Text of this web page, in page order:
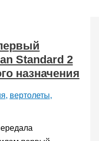
Standard 2
назначения
, вертолеты,